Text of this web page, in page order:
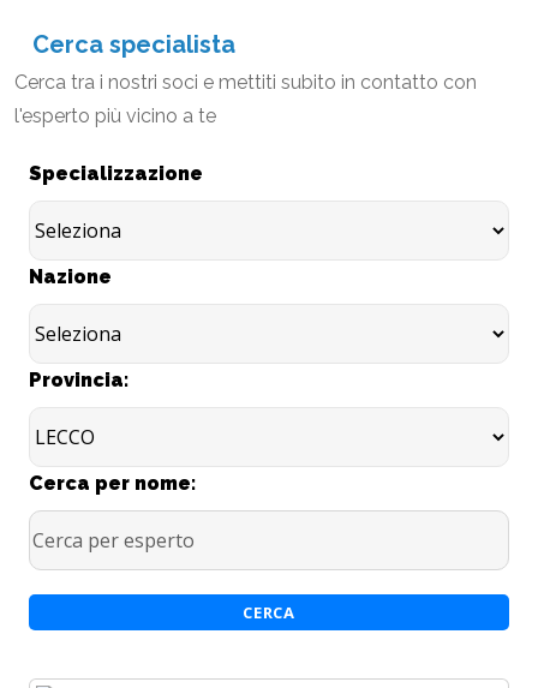
Cerca specialista
Cerca tra i nostri soci e mettiti subito in contatto con
l'esperto più vicino a te
Specializzazione
Nazione
Provincia:
Cerca per nome: